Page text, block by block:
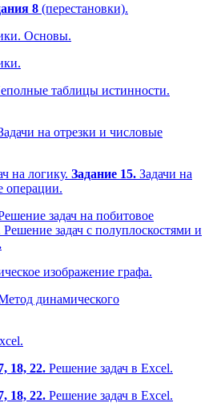
8 (перестановки).
Основы.
таблицы истинности.
на отрезки и числовые
на логику. Задание 15. Задачи на
операции.
задач на побитовое
задач с полуплоскостями и
изображение графа.
динамического
18, 22. Решение задач в Excel.
18, 22. Решение задач в Excel.